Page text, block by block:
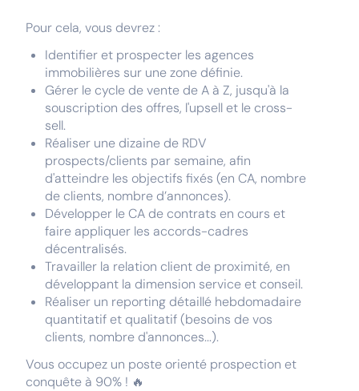
Pour cela, vous devrez :
Identifier et prospecter les agences
immobilières sur une zone définie.
Gérer le cycle de vente de A à Z, jusqu'à la
souscription des offres, l'upsell et le cross-
sell.
Réaliser une dizaine de RDV
prospects/clients par semaine, afin
d'atteindre les objectifs fixés (en CA, nombre
de clients, nombre d’annonces).
Développer le CA de contrats en cours et
faire appliquer les accords-cadres
décentralisés.
Travailler la relation client de proximité, en
développant la dimension service et conseil.
Réaliser un reporting détaillé hebdomadaire
quantitatif et qualitatif (besoins de vos
clients, nombre d'annonces...).
Vous occupez un poste orienté prospection et
conquête à 90% ! 🔥